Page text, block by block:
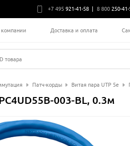
+7 495 921-41-58 8 800 250-41-
Доставка и оплата
товара
Патч-корды Витая пара UTP 5e
003-BL, 0.3м